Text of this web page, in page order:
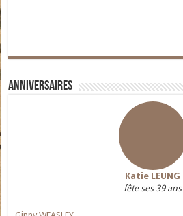
Anniversaires
Katie LEUNG
fête ses 39 ans